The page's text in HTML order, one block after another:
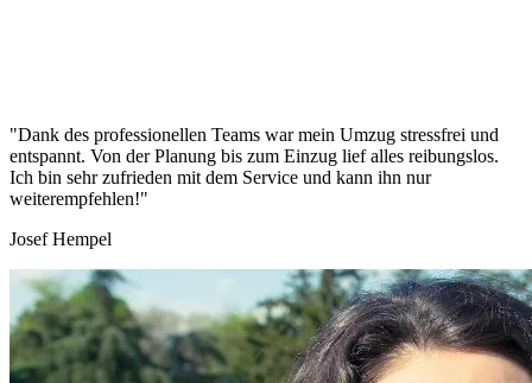
"Dank des professionellen Teams war mein Umzug stressfrei und
entspannt. Von der Planung bis zum Einzug lief alles reibungslos.
Ich bin sehr zufrieden mit dem Service und kann ihn nur
weiterempfehlen!"
Josef Hempel